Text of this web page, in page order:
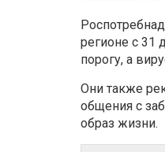
регионе с 31
порогу, а
Они также
общения с
образ жизни.